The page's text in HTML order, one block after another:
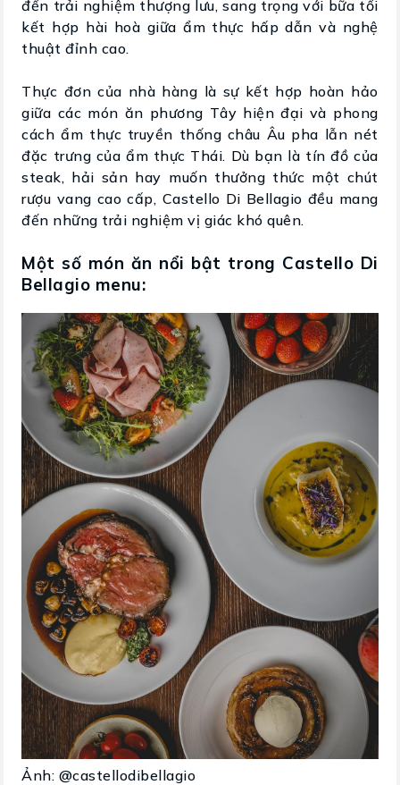
đến trải nghiệm thượng lưu, sang trọng với bữa tối
kết hợp hài hoà giữa ẩm thực hấp dẫn và nghệ
thuật đỉnh cao.
Thực đơn của nhà hàng là sự kết hợp hoàn hảo
giữa các món ăn phương Tây hiện đại và phong
cách ẩm thực truyền thống châu Âu pha lẫn nét
đặc trưng của ẩm thực Thái. Dù bạn là tín đồ của
steak, hải sản hay muốn thưởng thức một chút
rượu vang cao cấp, Castello Di Bellagio đều mang
đến những trải nghiệm vị giác khó quên.
Một số món ăn nổi bật trong Castello Di
Bellagio menu:
Ảnh: @castellodibellagio